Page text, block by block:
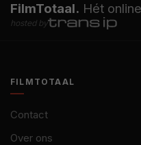
FilmTotaal. Hét
hosted by
FILMTOTAAL
Contact
Over ons